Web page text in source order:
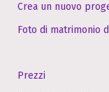
Crea un nuovo
Foto di matrimonio
Prezzi